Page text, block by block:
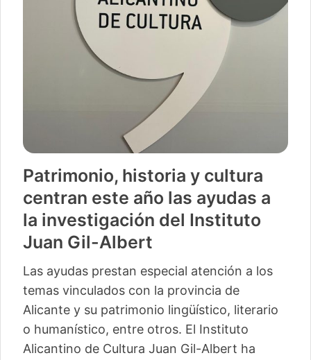
Patrimonio, historia y cultura
centran este año las ayudas a
la investigación del Instituto
Juan Gil-Albert
Las ayudas prestan especial atención a los
temas vinculados con la provincia de
Alicante y su patrimonio lingüístico, literario
o humanístico, entre otros. El Instituto
Alicantino de Cultura Juan Gil-Albert ha